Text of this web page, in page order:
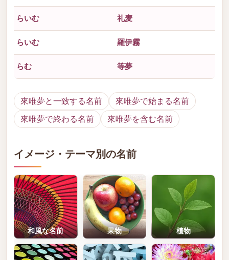
らいむ 礼麦
らいむ 羅伊霧
らむ 等夢
來唯夢と一致する名前
來唯夢で始まる名前
來唯夢で終わる名前
來唯夢を含む名前
イメージ・テーマ別の名前
和風な名前 果物 植物